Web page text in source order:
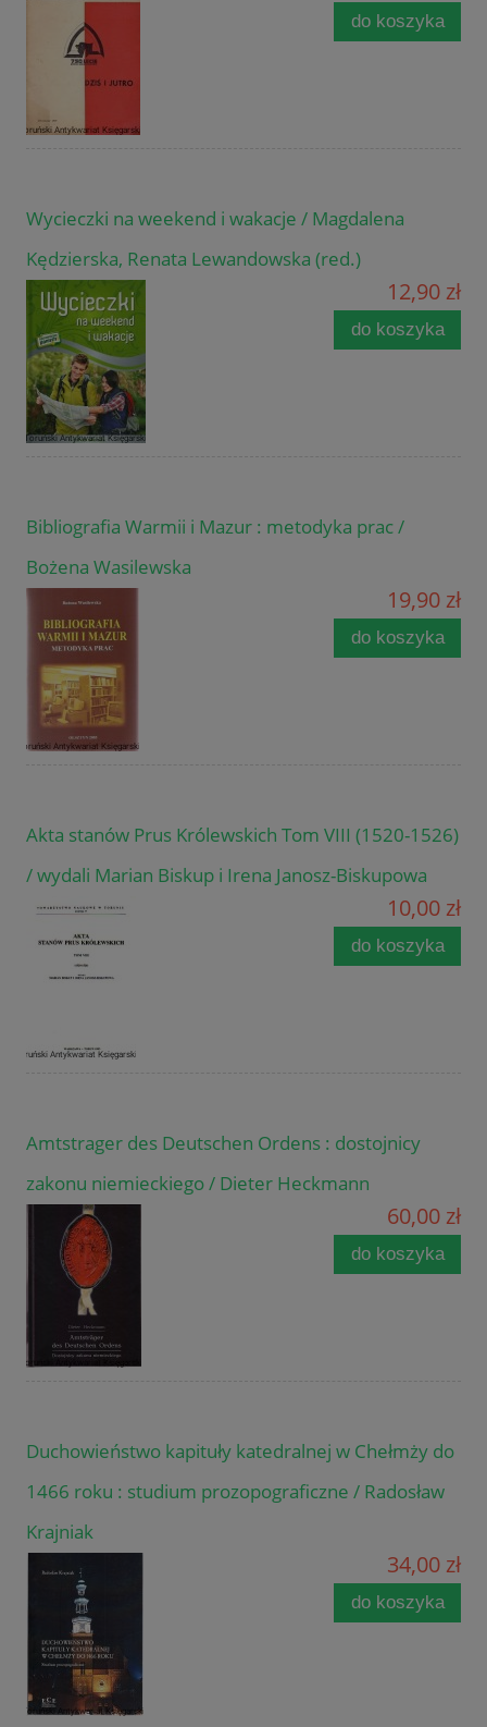
do koszyka
Wycieczki na weekend i wakacje / Magdalena
Kędzierska, Renata Lewandowska (red.)
12,90 zł
do koszyka
Bibliografia Warmii i Mazur : metodyka prac /
Bożena Wasilewska
19,90 zł
do koszyka
Akta stanów Prus Królewskich Tom VIII (1520-1526)
/ wydali Marian Biskup i Irena Janosz-Biskupowa
10,00 zł
do koszyka
Amtstrager des Deutschen Ordens : dostojnicy
zakonu niemieckiego / Dieter Heckmann
60,00 zł
do koszyka
Duchowieństwo kapituły katedralnej w Chełmży do
1466 roku : studium prozopograficzne / Radosław
Krajniak
34,00 zł
do koszyka